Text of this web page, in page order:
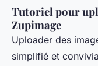
Tutoriel pour
Zupimage
Uploader des
simplifié et